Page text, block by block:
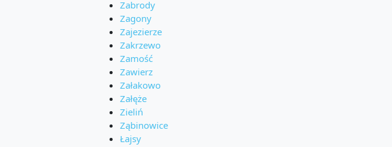
Zabrody
Zagony
Zajezierze
Zakrzewo
Zamość
Zawierz
Załakowo
Załęże
Zieliń
Ząbinowice
Łajsy